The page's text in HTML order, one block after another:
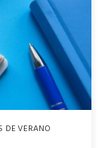
DE VERANO